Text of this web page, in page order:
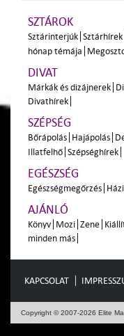
SZTÁROK
Sztárinterjúk Sztárhírek
hónap témája
DIVAT
Márkák és dizájnerek
Divathírek
SZÉPSÉG
Bőrápolás Hajápolás
Illatfelhő Szépséghírek
EGÉSZSÉG
Egészségmegőrzés
AJÁNLÓ
Könyv Mozi Zene
minden más
KAPCSOLAT
Copyright © 2007-2026 Elite